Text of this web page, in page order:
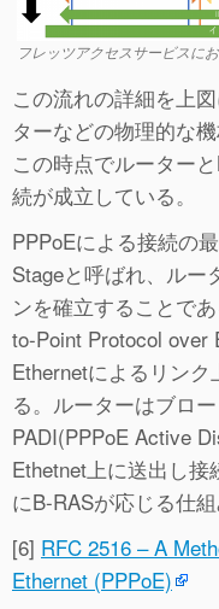
フレッツアクセスサービスに
この流れの詳細を上
ターなどの物理的な
この時点でルーター
続が成立している。
PPPoEによる接続の
Stageと呼ばれ、ルー
ンを確立することで
to-Point Protocol over
Ethernetによるリン
る。ルーターはブロ
PADI(PPPoE Active
Ethetnet上に送出し
にB-RASが応じる仕組
[6] RFC 2516 – A
Ethernet (PPPoE)